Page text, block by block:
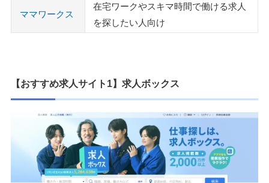
ママワークス
在宅ワークやスキマ時間で働ける求人
を探したい人向け
【おすすめ求人サイト1】求人ボックス